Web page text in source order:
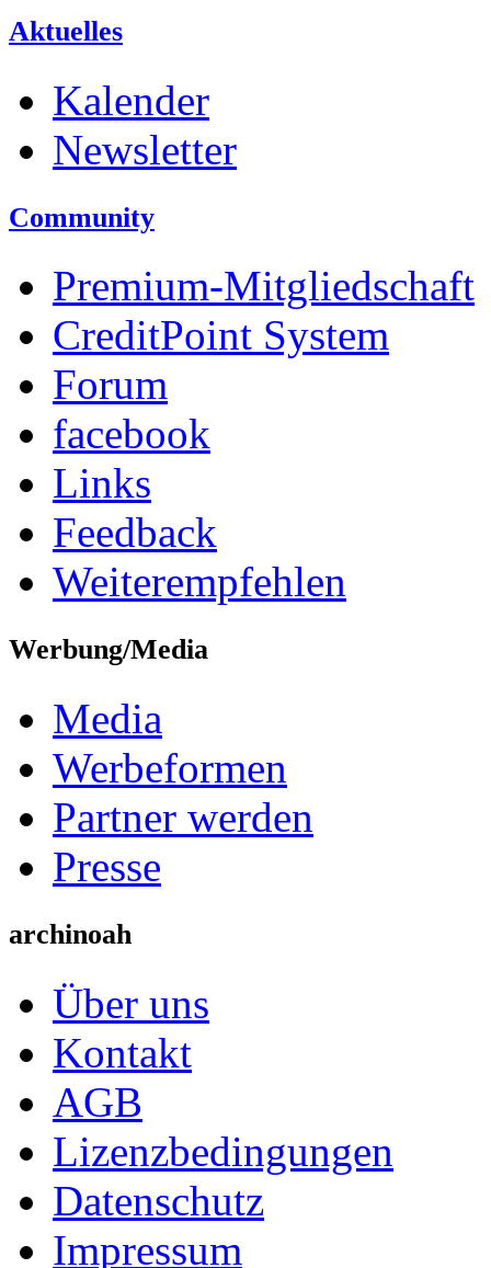
Aktuelles
Kalender
Newsletter
Community
Premium-Mitgliedschaft
CreditPoint System
Forum
facebook
Links
Feedback
Weiterempfehlen
Werbung/Media
Media
Werbeformen
Partner werden
Presse
archinoah
Über uns
Kontakt
AGB
Lizenzbedingungen
Datenschutz
Impressum